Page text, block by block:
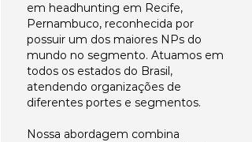
em headhunting em Recife,
Pernambuco, reconhecida por
possuir um dos maiores NPs do
mundo no segmento. Atuamos em
todos os estados do Brasil,
atendendo organizações de
diferentes portes e segmentos.
Nossa abordagem combina